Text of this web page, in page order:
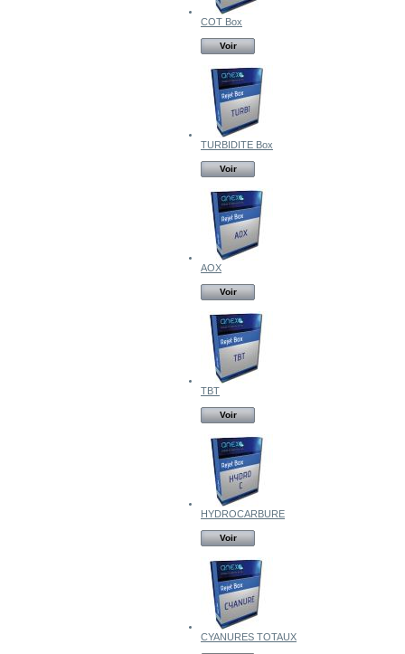
COT Box
Voir
TURBIDITE Box
Voir
AOX
Voir
TBT
Voir
HYDROCARBURE
Voir
CYANURES TOTAUX